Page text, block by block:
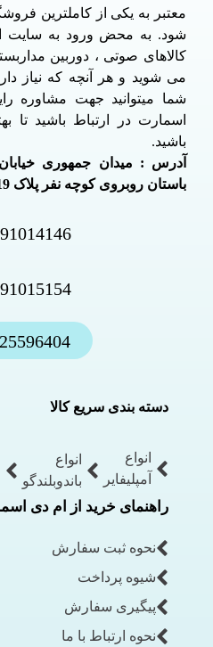
معتبر به یکی از کاملترین
شود. به محض ورود به سایت ام
کالاهای صوتی ، دوربین
می شوید و هر آنچه که نیاز
شما میتوانید جهت مشاوره
اسمارت در ارتباط باشید تا
باشید.
آدرس : میدان جمهوری
باستان روبروی کوچه نفر پلاک 1319 زنک سوم طبقه اول
دسته بندی سریع کالا
انواع
آمپلیفایر
انواع
باندوبلندگو
راهنمای خرید از ام دی
نحوه ثبت سفارش
شیوه پرداخت
پیگیری سفارش
نحوه ارتباط با ما